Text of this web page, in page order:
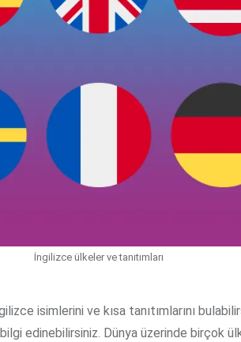
İngilizce ülkeler ve tanıtımları
isimlerini ve kısa tanıtımlarını
edinebilirsiniz. Dünya üzerinde birçok